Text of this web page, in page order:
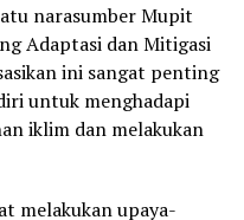
narasumber Mupit
Adaptasi dan Mitigasi
ini sangat penting
untuk menghadapi
iklim dan melakukan
melakukan upaya-